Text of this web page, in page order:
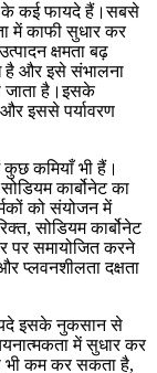
के कई फायदे हैं।सबसे
में काफी सुधार कर
क्षमता बढ़
है और इसे संभालना
जाता है।इसके
इससे पर्यावरण
कुछ कमियाँ भी हैं।
कार्बोनेट का
को संयोजन में
सोडियम कार्बोनेट
पर समायोजित करने
प्लवनशीलता दक्षता
इसके नुकसान से
में सुधार कर
भी कम कर सकता है,